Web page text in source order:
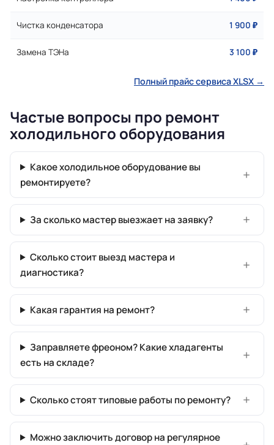
Чистка конденсатора 1 900 ₽
Замена ТЭНа 3 100 ₽
Полный прайс сервиса XLSX →
Частые вопросы про ремонт
холодильного оборудования
Какое холодильное оборудование вы
ремонтируете?
За сколько мастер выезжает на заявку?
Сколько стоит выезд мастера и
диагностика?
Какая гарантия на ремонт?
Заправляете фреоном? Какие хладагенты
есть на складе?
Сколько стоят типовые работы по ремонту?
Можно заключить договор на регулярное